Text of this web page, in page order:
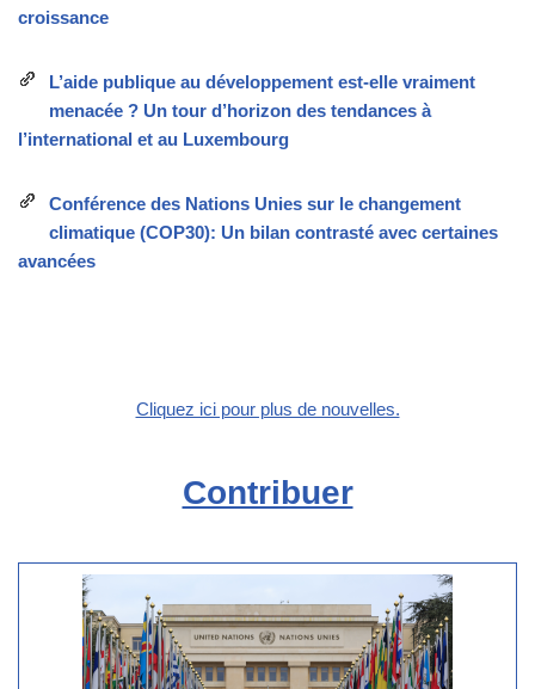
croissance
L’aide publique au développement est-elle vraiment
menacée ? Un tour d’horizon des tendances à
l’international et au Luxembourg
Conférence des Nations Unies sur le changement
climatique (COP30): Un bilan contrasté avec certaines
avancées
Cliquez ici pour plus de nouvelles.
Contribuer